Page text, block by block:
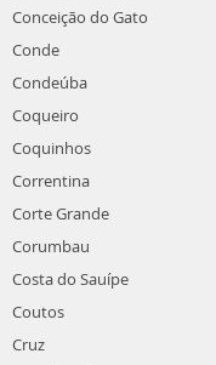
Conceição do Gato
Conde
Condeúba
Coqueiro
Coquinhos
Correntina
Corte Grande
Corumbau
Costa do Sauípe
Coutos
Cruz